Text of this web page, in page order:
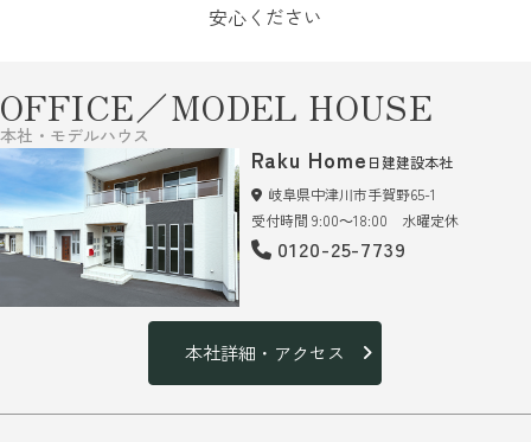
安心ください
OFFICE／MODEL HOUSE
本社・モデルハウス
Raku Home 日建建設本社
岐阜県中津川市手賀野65-1
受付時間 9:00～18:00 水曜定休
0120-25-7739
本社詳細・アクセス